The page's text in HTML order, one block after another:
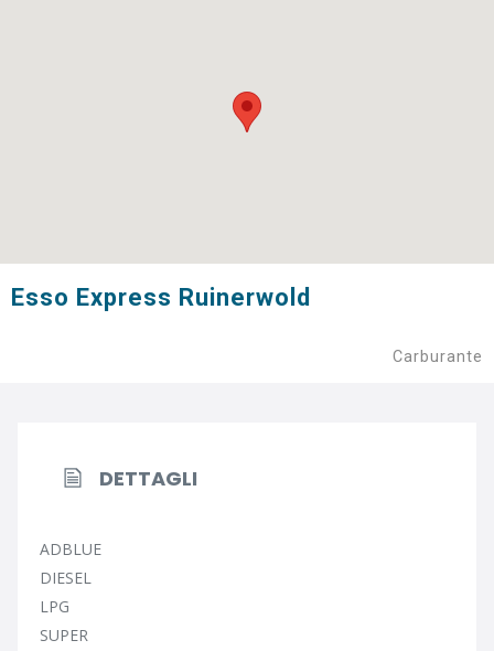
Esso Express Ruinerwold
Carburante
DETTAGLI
ADBLUE
DIESEL
LPG
SUPER